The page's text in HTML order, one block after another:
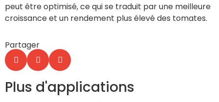
peut être optimisé, ce qui se traduit par une meilleure
croissance et un rendement plus élevé des tomates.
Partager
Plus d'applications